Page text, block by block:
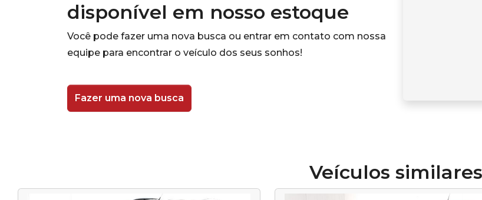
disponível em nosso estoque
Você pode fazer uma nova busca ou entrar em contato com nossa
equipe para encontrar o veículo dos seus sonhos!
Fazer uma nova busca
Veículos similares